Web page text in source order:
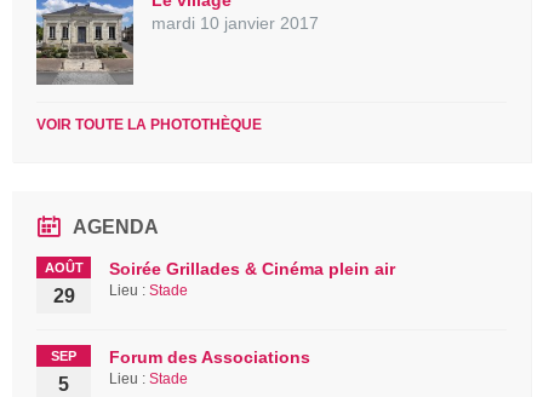
mardi 10 janvier 2017
VOIR TOUTE LA PHOTOTHÈQUE
AGENDA
AOÛT
29
Soirée Grillades & Cinéma plein air
Lieu : Stade
SEP
5
Forum des Associations
Lieu : Stade